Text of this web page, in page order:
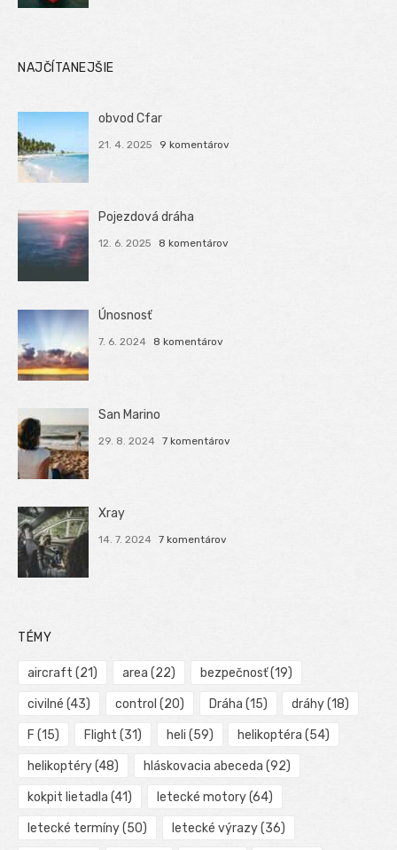
NAJČÍTANEJŠIE
obvod Cfar
21. 4. 2025 9 komentárov
Pojezdová dráha
12. 6. 2025 8 komentárov
Únosnosť
7. 6. 2024 8 komentárov
San Marino
29. 8. 2024 7 komentárov
Xray
14. 7. 2024 7 komentárov
TÉMY
aircraft (21) area (22) bezpečnosť(19)
civilné (43) control (20) Dráha (15) dráhy(18)
F (15) Flight (31) heli (59) helikoptéra (54)
helikoptéry(48) hláskovacia abeceda (92)
kokpit lietadla (41) letecké motory(64)
letecké termíny(50) letecké výrazy(36)